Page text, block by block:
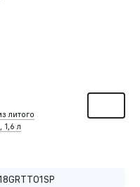
литого
1,6 л